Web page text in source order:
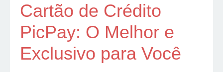
Cartão de Crédito
PicPay: O Melhor e
Exclusivo para Você